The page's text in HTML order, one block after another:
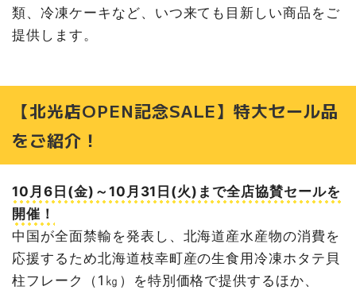
類、冷凍ケーキなど、いつ来ても目新しい商品をご
提供します。
【北光店OPEN記念SALE】特大セール品
をご紹介！
10月6日(金)～10月31日(火)まで全店協賛セールを
開催！
中国が全面禁輸を発表し、北海道産水産物の消費を
応援するため北海道枝幸町産の生食用冷凍ホタテ貝
柱フレーク（1㎏）を特別価格で提供するほか、